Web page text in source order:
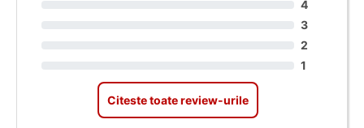
4
3
2
1
Citeste toate review-urile